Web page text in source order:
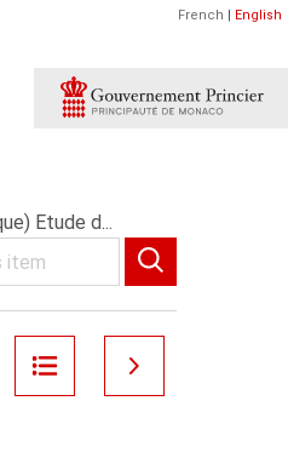
French | English
Etude d...